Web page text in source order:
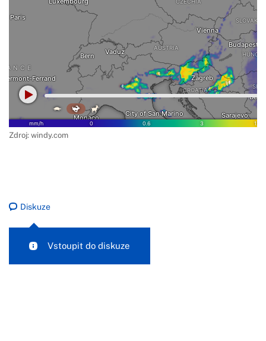
Zdroj: windy.com
Diskuze
Vstoupit do diskuze